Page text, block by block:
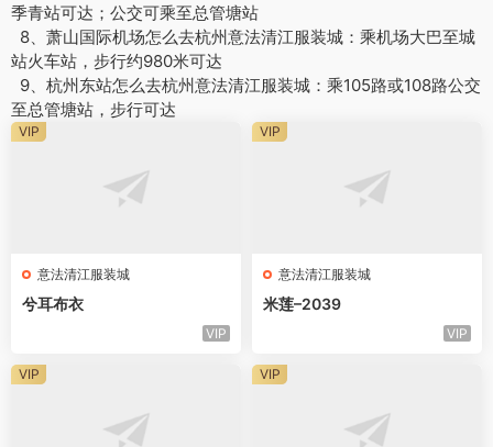
季青站可达；公交可乘至总管塘站
8、萧山国际机场怎么去杭州意法清江服装城：乘机场大巴至城
站火车站，步行约980米可达
9、杭州东站怎么去杭州意法清江服装城：乘105路或108路公交
至总管塘站，步行可达
意法清江服装城
兮耳布衣
VIP
VIP
意法清江服装城
米莲–2039
VIP
VIP
VIP VIP